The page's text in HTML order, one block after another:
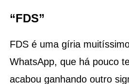
“FDS”
FDS é uma gíria
WhatsApp, que há pouco
acabou ganhando outro